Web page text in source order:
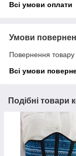
Всі умови оплати
Умови
Повернення
Всі умови
Подібні товари